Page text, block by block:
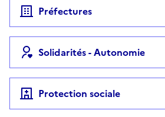
Préfectures
Solidarités - Autonomie
Protection sociale